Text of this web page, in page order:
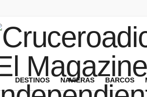
DESTINOS NAVIERAS BARCOS